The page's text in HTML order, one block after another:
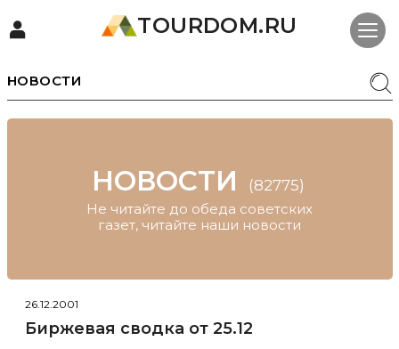
TOURDOM.RU
НОВОСТИ
НОВОСТИ (82775)
Не читайте до обеда советских
газет, читайте наши новости
26.12.2001
Биржевая сводка от 25.12